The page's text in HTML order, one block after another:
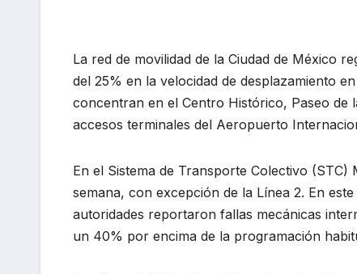
La red de movilidad de la Ciudad de México
del 25% en la velocidad de desplazamiento
concentran en el Centro Histórico, Paseo de
accesos terminales del Aeropuerto
En el Sistema de Transporte Colectivo
semana, con excepción de la Línea 2. En
autoridades reportaron fallas mecánicas
un 40% por encima de la programación